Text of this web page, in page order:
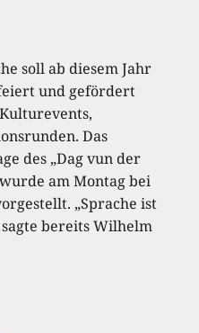
soll ab diesem Jahr
und gefördert
Das
des „Dag vun der
am Montag bei
„Sprache ist
bereits Wilhelm